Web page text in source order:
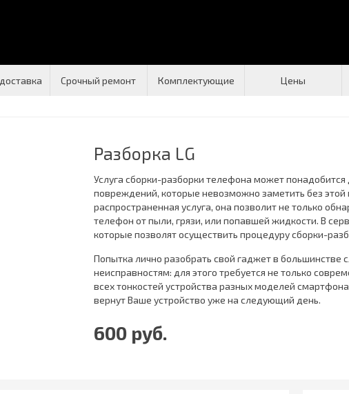
Срочный ремонт Комплектующие Цены
Разборка LG
Услуга сборки-разборки телефона может понадобится
повреждений, которые невозможно заметить без
распространенная услуга, она позволит не только
телефон от пыли, грязи, или попавшей жидкости. В
которые позволят осуществить процедуру сборки-
Попытка лично разобрать свой гаджет в большинстве
неисправностям: для этого требуется не только
всех тонкостей устройства разных моделей
вернут Ваше устройство уже на следующий день.
600 руб.